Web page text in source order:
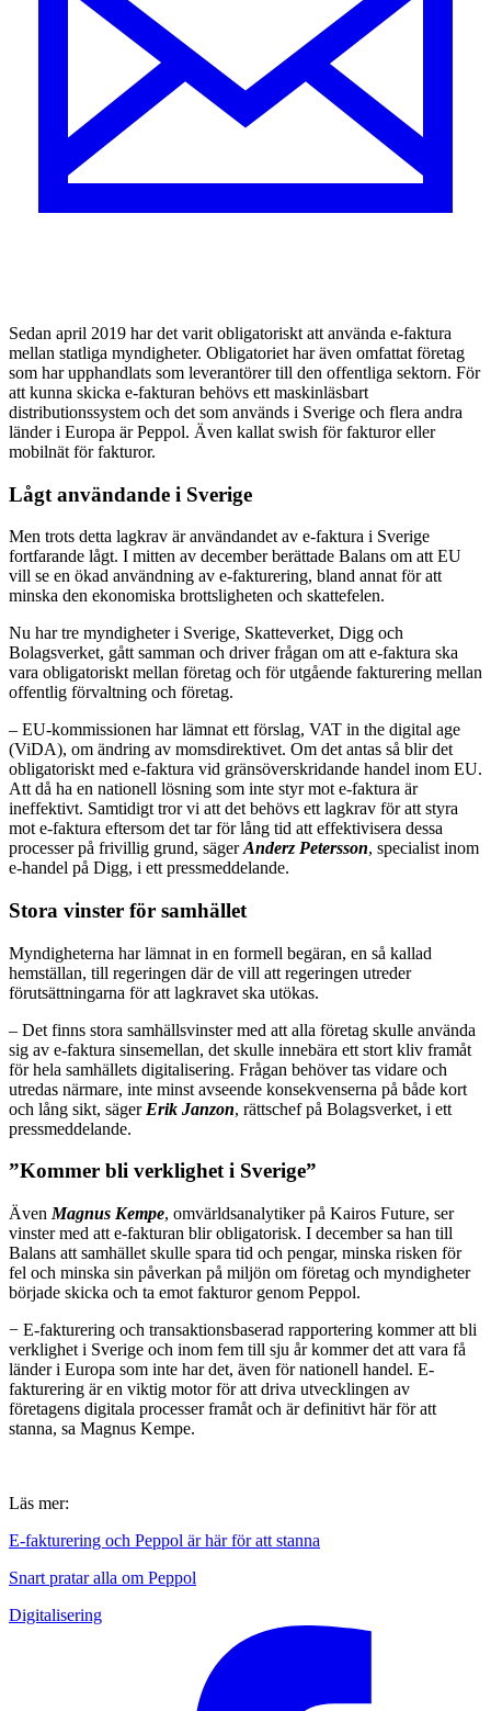
Sedan april 2019 har det varit obligatoriskt att använda e-faktura
mellan statliga myndigheter. Obligatoriet har även omfattat företag
som har upphandlats som leverantörer till den offentliga sektorn. För
att kunna skicka e-fakturan behövs ett maskinläsbart
distributionssystem och det som används i Sverige och flera andra
länder i Europa är Peppol. Även kallat swish för fakturor eller
mobilnät för fakturor.
Lågt användande i Sverige
Men trots detta lagkrav är användandet av e-faktura i Sverige
fortfarande lågt. I mitten av december berättade Balans om att EU
vill se en ökad användning av e-fakturering, bland annat för att
minska den ekonomiska brottsligheten och skattefelen.
Nu har tre myndigheter i Sverige, Skatteverket, Digg och
Bolagsverket, gått samman och driver frågan om att e-faktura ska
vara obligatoriskt mellan företag och för utgående fakturering mellan
offentlig förvaltning och företag.
– EU-kommissionen har lämnat ett förslag, VAT in the digital age
(ViDA), om ändring av momsdirektivet. Om det antas så blir det
obligatoriskt med e-faktura vid gränsöverskridande handel inom EU.
Att då ha en nationell lösning som inte styr mot e-faktura är
ineffektivt. Samtidigt tror vi att det behövs ett lagkrav för att styra
mot e-faktura eftersom det tar för lång tid att effektivisera dessa
processer på frivillig grund, sägerAnderz Petersson, specialist inom
e-handel på Digg, i ett pressmeddelande.
Stora vinster för samhället
Myndigheterna har lämnat in en formell begäran, en så kallad
hemställan, till regeringen där de vill att regeringen utreder
förutsättningarna för att lagkravet ska utökas.
– Det finns stora samhällsvinster med att alla företag skulle använda
sig av e-faktura sinsemellan, det skulle innebära ett stort kliv framåt
för hela samhällets digitalisering. Frågan behöver tas vidare och
utredas närmare, inte minst avseende konsekvenserna på både kort
och lång sikt, säger Erik Janzon, rättschef på Bolagsverket, i ett
pressmeddelande.
”Kommer bli verklighet i Sverige”
Även Magnus Kempe, omvärldsanalytiker på Kairos Future, ser
vinster med att e-fakturan blir obligatorisk. I december sa han till
Balans att samhället skulle spara tid och pengar, minska risken för
fel och minska sin påverkan på miljön om företag och myndigheter
började skicka och ta emot fakturor genom Peppol.
− E-fakturering och transaktionsbaserad rapportering kommer att bli
verklighet i Sverige och inom fem till sju år kommer det att vara få
länder i Europa som inte har det, även för nationell handel. E-
fakturering är en viktig motor för att driva utvecklingen av
företagens digitala processer framåt och är definitivt här för att
stanna, sa Magnus Kempe.
Läs mer:
E-fakturering och Peppol är här för att stanna
Snart pratar alla om Peppol
Digitalisering